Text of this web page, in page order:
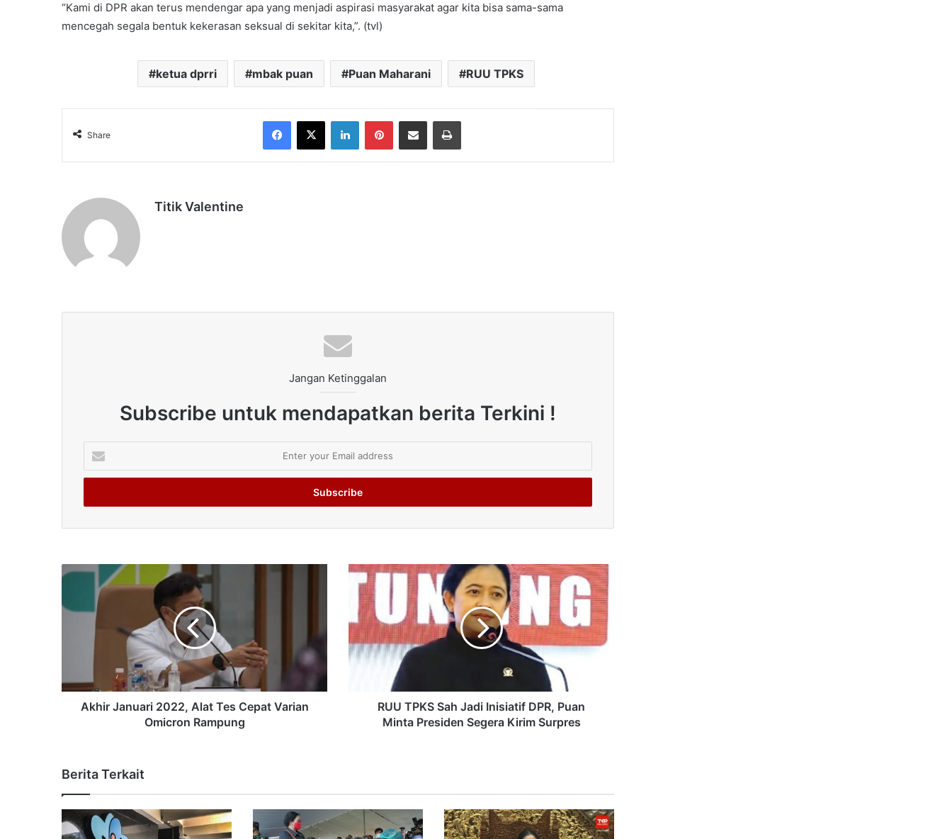
“Kami di DPR akan terus mendengar apa yang menjadi aspirasi masyarakat agar kita bisa sama-sama
mencegah segala bentuk kekerasan seksual di sekitar kita,”. (tvl)
ketua dprri mbak puan Puan Maharani RUU TPKS
Share
Facebook
X LinkedInPinterestShare via Email Print
Titik Valentine
Jangan Ketinggalan
Subscribe untuk mendapatkan berita Terkini !
your
Email
Akhir Januari 2022, Alat Tes Cepat Varian
Omicron Rampung
RUU TPKS Sah Jadi Inisiatif DPR, Puan
Minta Presiden Segera Kirim Surpres
Berita Terkait